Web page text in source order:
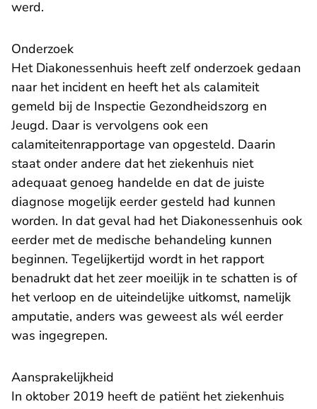
werd.
Onderzoek
Het Diakonessenhuis heeft zelf onderzoek gedaan
naar het incident en heeft het als calamiteit
gemeld bij de Inspectie Gezondheidszorg en
Jeugd. Daar is vervolgens ook een
calamiteitenrapportage van opgesteld. Daarin
staat onder andere dat het ziekenhuis niet
adequaat genoeg handelde en dat de juiste
diagnose mogelijk eerder gesteld had kunnen
worden. In dat geval had het Diakonessenhuis ook
eerder met de medische behandeling kunnen
beginnen. Tegelijkertijd wordt in het rapport
benadrukt dat het zeer moeilijk in te schatten is of
het verloop en de uiteindelijke uitkomst, namelijk
amputatie, anders was geweest als wél eerder
was ingegrepen.
Aansprakelijkheid
In oktober 2019 heeft de patiënt het ziekenhuis